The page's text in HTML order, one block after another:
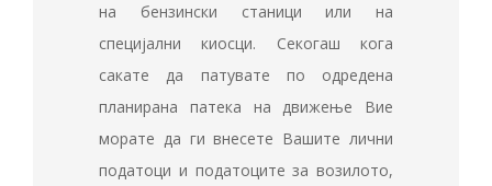
на бензински станици или на
специјални киосци. Секогаш кога
сакате да патувате по одредена
планирана патека на движење Вие
морате да ги внесете Вашите лични
податоци и податоците за возилото,